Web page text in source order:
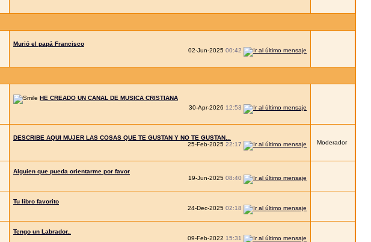
Murió el papá Francisco
02-Jun-2025 00:42
HE CREADO UN CANAL DE MUSICA CRISTIANA
30-Apr-2026 12:53
DESCRIBE AQUI MUJER LAS COSAS QUE TE GUSTAN Y NO TE GUSTAN...
25-Feb-2025 22:17 Moderador
Alguien que pueda orientarme por favor
19-Jun-2025 08:40
Tu libro favorito
24-Dec-2025 02:18
Tengo un Labrador..
09-Feb-2022 15:31